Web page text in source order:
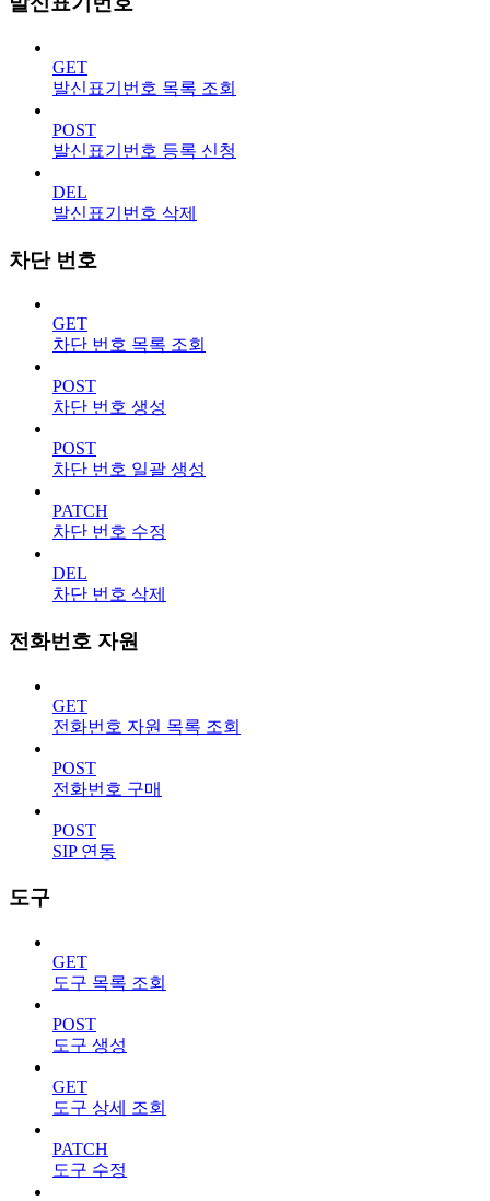
GET
발신표기번호 목록 조회
POST
발신표기번호 등록 신청
DEL
발신표기번호 삭제
차단 번호
GET
차단 번호 목록 조회
POST
차단 번호 생성
POST
차단 번호 일괄 생성
PATCH
차단 번호 수정
DEL
차단 번호 삭제
전화번호 자원
GET
전화번호 자원 목록 조회
POST
전화번호 구매
POST
SIP 연동
도구
GET
도구 목록 조회
POST
도구 생성
GET
도구 상세 조회
PATCH
도구 수정